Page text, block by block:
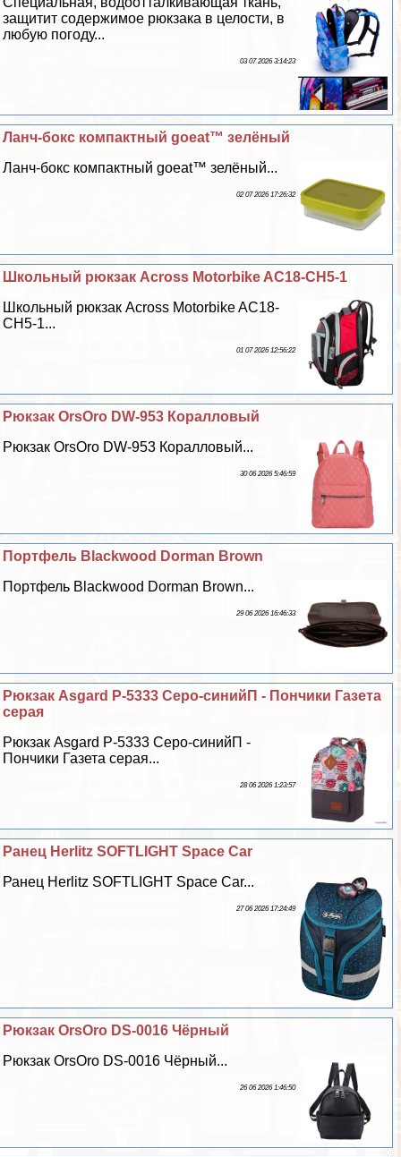
защитит содержимое рюкзака в целости, в
любую погоду...
03 07 2026 3:14:23
Ланч-бокс компактный goeat™ зелёный
Ланч-бокс компактный goeat™ зелёный...
02 07 2026 17:26:32
Школьный рюкзак Across Motorbike AC18-CH5-1
Школьный рюкзак Across Motorbike AC18-
CH5-1...
01 07 2026 12:56:22
Рюкзак OrsOro DW-953 Коралловый
Рюкзак OrsOro DW-953 Коралловый...
30 06 2026 5:46:59
Портфель Blackwood Dorman Brown
Портфель Blackwood Dorman Brown...
29 06 2026 16:46:33
Рюкзак Asgard Р-5333 Серо-синийП - Пончики Газета
серая
Рюкзак Asgard Р-5333 Серо-синийП -
Пончики Газета серая...
28 06 2026 1:23:57
Ранец Herlitz SOFTLIGHT Space Car
Ранец Herlitz SOFTLIGHT Space Car...
27 06 2026 17:24:49
Рюкзак OrsOro DS-0016 Чёрный
Рюкзак OrsOro DS-0016 Чёрный...
26 06 2026 1:46:50